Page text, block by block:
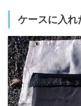
ケースに入れ